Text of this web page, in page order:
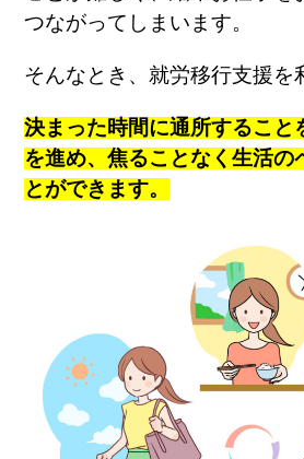
つながってしまいます。
そんなとき、就労移行支援を
決まった時間に通所すること
を進め、焦ることなく生活の
とができます。